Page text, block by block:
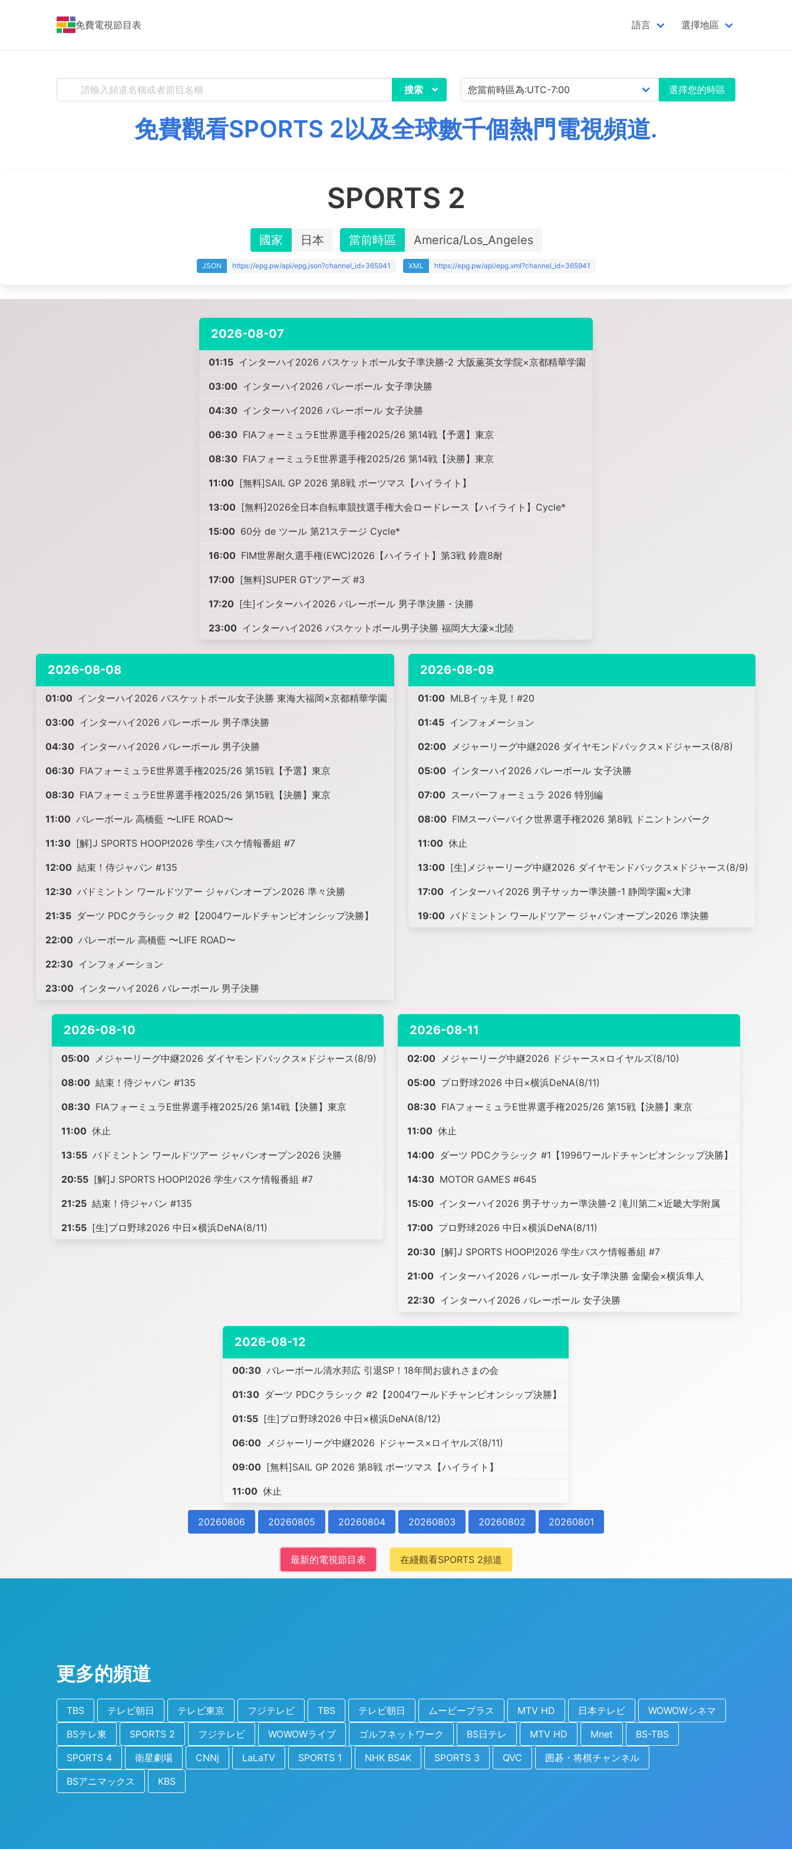
免費電視節目表 語言 選擇地區
搜索 選擇您的時區
免費觀看SPORTS 2以及全球數千個熱門電視頻道.
SPORTS 2
國家 日本 當前時區 America/Los_Angeles
JSON https://epg.pw/api/epg.json?channel_id=365941 XML https://epg.pw/api/epg.xml?channel_id=365941
2026-08-07
01:15 インターハイ2026 バスケットボール女子準決勝-2 大阪薫英女学院×京都精華学園
03:00 インターハイ2026 バレーボール 女子準決勝
04:30 インターハイ2026 バレーボール 女子決勝
06:30 FIAフォーミュラE世界選手権2025/26 第14戦【予選】東京
08:30 FIAフォーミュラE世界選手権2025/26 第14戦【決勝】東京
11:00 [無料]SAIL GP 2026 第8戦 ポーツマス【ハイライト】
13:00 [無料]2026全日本自転車競技選手権大会ロードレース【ハイライト】Cycle*
15:00 60分 de ツール 第21ステージ Cycle*
16:00 FIM世界耐久選手権(EWC)2026【ハイライト】第3戦 鈴鹿8耐
17:00 [無料]SUPER GTツアーズ #3
17:20 [生]インターハイ2026 バレーボール 男子準決勝・決勝
23:00 インターハイ2026 バスケットボール男子決勝 福岡大大濠×北陸
2026-08-08
01:00 インターハイ2026 バスケットボール女子決勝 東海大福岡×京都精華学園
03:00 インターハイ2026 バレーボール 男子準決勝
04:30 インターハイ2026 バレーボール 男子決勝
06:30 FIAフォーミュラE世界選手権2025/26 第15戦【予選】東京
08:30 FIAフォーミュラE世界選手権2025/26 第15戦【決勝】東京
11:00 バレーボール 高橋藍 〜LIFE ROAD〜
11:30 [解]J SPORTS HOOP!2026 学生バスケ情報番組 #7
12:00 結束！侍ジャパン #135
12:30 バドミントン ワールドツアー ジャパンオープン2026 準々決勝
21:35 ダーツ PDCクラシック #2【2004ワールドチャンピオンシップ決勝】
22:00 バレーボール 高橋藍 〜LIFE ROAD〜
22:30 インフォメーション
23:00 インターハイ2026 バレーボール 男子決勝
2026-08-09
01:00 MLBイッキ見！#20
01:45 インフォメーション
02:00 メジャーリーグ中継2026 ダイヤモンドバックス×ドジャース(8/8)
05:00 インターハイ2026 バレーボール 女子決勝
07:00 スーパーフォーミュラ 2026 特別編
08:00 FIMスーパーバイク世界選手権2026 第8戦 ドニントンパーク
11:00 休止
13:00 [生]メジャーリーグ中継2026 ダイヤモンドバックス×ドジャース(8/9)
17:00 インターハイ2026 男子サッカー準決勝-1 静岡学園×大津
19:00 バドミントン ワールドツアー ジャパンオープン2026 準決勝
2026-08-10
05:00 メジャーリーグ中継2026 ダイヤモンドバックス×ドジャース(8/9)
08:00 結束！侍ジャパン #135
08:30 FIAフォーミュラE世界選手権2025/26 第14戦【決勝】東京
11:00 休止
13:55 バドミントン ワールドツアー ジャパンオープン2026 決勝
20:55 [解]J SPORTS HOOP!2026 学生バスケ情報番組 #7
21:25 結束！侍ジャパン #135
21:55 [生]プロ野球2026 中日×横浜DeNA(8/11)
2026-08-11
02:00 メジャーリーグ中継2026 ドジャース×ロイヤルズ(8/10)
05:00 プロ野球2026 中日×横浜DeNA(8/11)
08:30 FIAフォーミュラE世界選手権2025/26 第15戦【決勝】東京
11:00 休止
14:00 ダーツ PDCクラシック #1【1996ワールドチャンピオンシップ決勝】
14:30 MOTOR GAMES #645
15:00 インターハイ2026 男子サッカー準決勝-2 滝川第二×近畿大学附属
17:00 プロ野球2026 中日×横浜DeNA(8/11)
20:30 [解]J SPORTS HOOP!2026 学生バスケ情報番組 #7
21:00 インターハイ2026 バレーボール 女子準決勝 金蘭会×横浜隼人
22:30 インターハイ2026 バレーボール 女子決勝
2026-08-12
00:30 バレーボール清水邦広 引退SP！18年間お疲れさまの会
01:30 ダーツ PDCクラシック #2【2004ワールドチャンピオンシップ決勝】
01:55 [生]プロ野球2026 中日×横浜DeNA(8/12)
06:00 メジャーリーグ中継2026 ドジャース×ロイヤルズ(8/11)
09:00 [無料]SAIL GP 2026 第8戦 ポーツマス【ハイライト】
11:00 休止
20260806 20260805 20260804 20260803 20260802 20260801
最新的電視節目表 在綫觀看SPORTS 2頻道
更多的頻道
TBS テレビ朝日 テレビ東京 フジテレビ TBS テレビ朝日 ムービープラス MTV HD 日本テレビ
WOWOWシネマ
BSテレ東
SPORTS 2 フジテレビ WOWOWライブ ゴルフネットワーク BS日テレ MTV HD Mnet
BS-TBS
SPORTS 4
衛星劇場 CNNj LaLaTV SPORTS 1 NHK BS4K SPORTS 3 QVC
囲碁・将棋チャンネル
BSアニマックス
KBS